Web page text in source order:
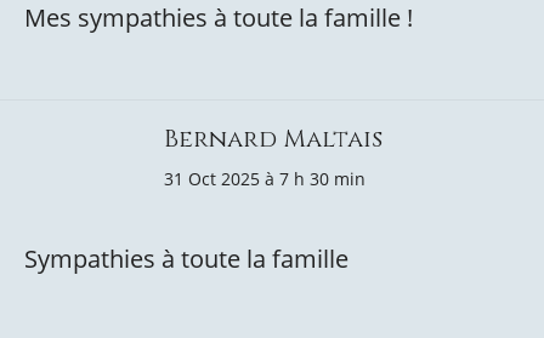
Mes sympathies à toute la famille !
Bernard Maltais
31 Oct 2025 à 7 h 30 min
Sympathies à toute la famille